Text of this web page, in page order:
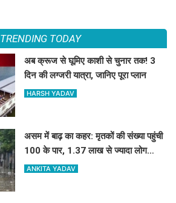
TRENDING TODAY
अब क्रूज से घूमिए काशी से चुनार तक! 3
दिन की लग्जरी यात्रा, जानिए पूरा प्लान
HARSH YADAV
असम में बाढ़ का कहर: मृतकों की संख्या पहुंची
100 के पार, 1.37 लाख से ज्यादा लोग
प्रभावित
ANKITA YADAV